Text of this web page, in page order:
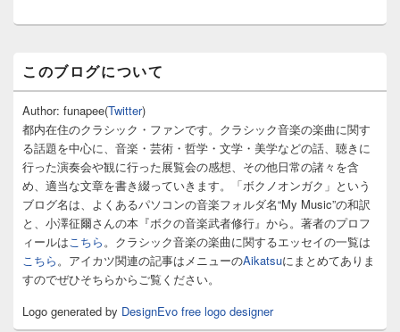
ン
サ
イ
バ
ー
ウ
ィ
ト
ア
このブログについて
Author: funapee(Twitter)
都内在住のクラシック・ファンです。クラシック音楽の楽曲に関す
る話題を中心に、音楽・芸術・哲学・文学・美学などの話、聴きに
行った演奏会や観に行った展覧会の感想、その他日常の諸々を含
め、適当な文章を書き綴っていきます。「ボクノオンガク」という
ブログ名は、よくあるパソコンの音楽フォルダ名“My Music”の和訳
と、小澤征爾さんの本『ボクの音楽武者修行』から。著者のプロフ
ィールはこちら。クラシック音楽の楽曲に関するエッセイの一覧は
こちら。アイカツ関連の記事はメニューのAikatsuにまとめてありま
すのでぜひそちらからご覧ください。
Logo generated by DesignEvo free logo designer